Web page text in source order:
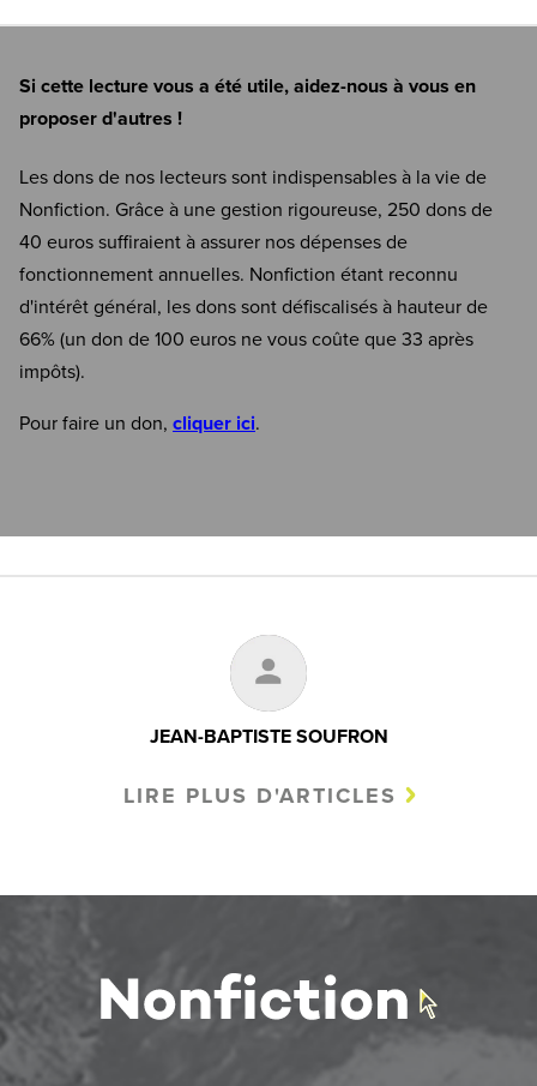
Si cette lecture vous a été utile, aidez-nous à vous en
proposer d'autres !
Les dons de nos lecteurs sont indispensables à la vie de
Nonfiction. Grâce à une gestion rigoureuse, 250 dons de
40 euros suffiraient à assurer nos dépenses de
fonctionnement annuelles. Nonfiction étant reconnu
d'intérêt général, les dons sont défiscalisés à hauteur de
66% (un don de 100 euros ne vous coûte que 33 après
impôts).
Pour faire un don, cliquer ici.
JEAN-BAPTISTE SOUFRON
LIRE PLUS D'ARTICLES